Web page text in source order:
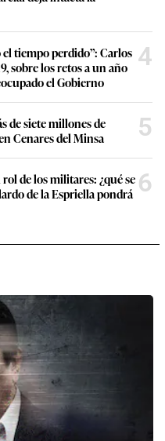
tiempo perdido”: Carlos
sobre los retos a un año
el Gobierno
4
de siete millones de
Cenares del Minsa
5
de los militares: ¿qué se
de la Espriella pondrá 6